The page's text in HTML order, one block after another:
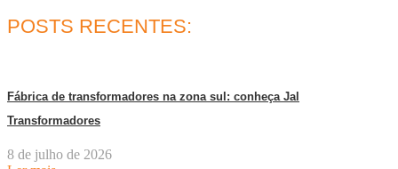
POSTS RECENTES:
Fábrica de transformadores na zona sul: conheça Jal
Transformadores
8 de julho de 2026